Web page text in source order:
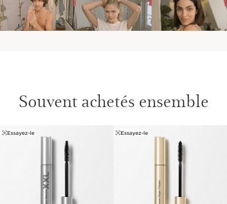
Clarins, ils puisent dans la puissance des extraits
végétaux les plus performants pour offrir de véritables
bienfaits soin.
Souvent achetés ensemble
ALLER AU CONTENU
Essayez-le Essayez-le